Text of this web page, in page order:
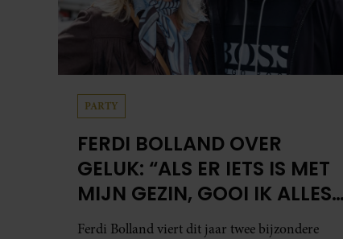
PARTY
FERDI BOLLAND OVER
GELUK: “ALS ER IETS IS MET
MIJN GEZIN, GOOI IK ALLES
UIT MIJN AGENDA”
Ferdi Bolland viert dit jaar twee bijzondere